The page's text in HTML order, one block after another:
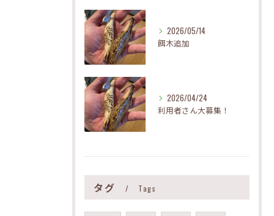
2026/05/14
餌木追加
2026/04/24
利用者さん大募集！
タグ Tags